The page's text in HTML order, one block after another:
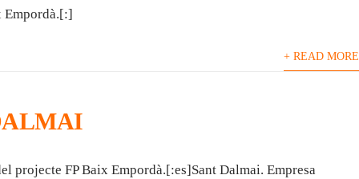
Empordà.[:]
+ READ MORE
projecte FP Baix Empordà.[:es]Sant Dalmai. Empresa